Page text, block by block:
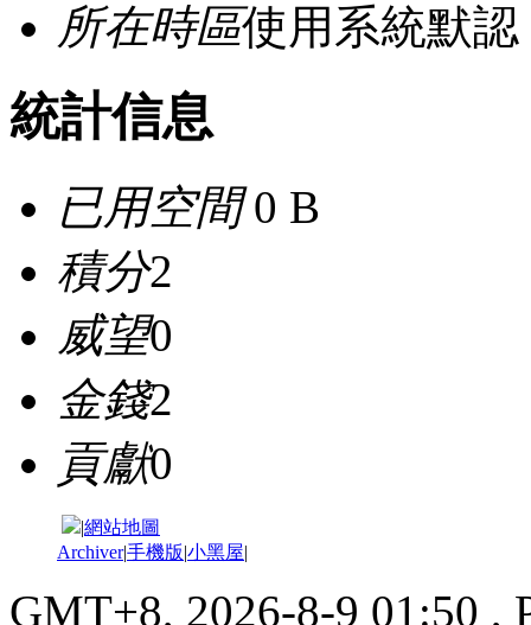
所在時區使用系統默認
統計信息
已用空間0 B
積分2
威望0
金錢2
貢獻0
|網站地圖
Archiver|手機版|小黑屋|
GMT+8, 2026-8-9 01:50 ,